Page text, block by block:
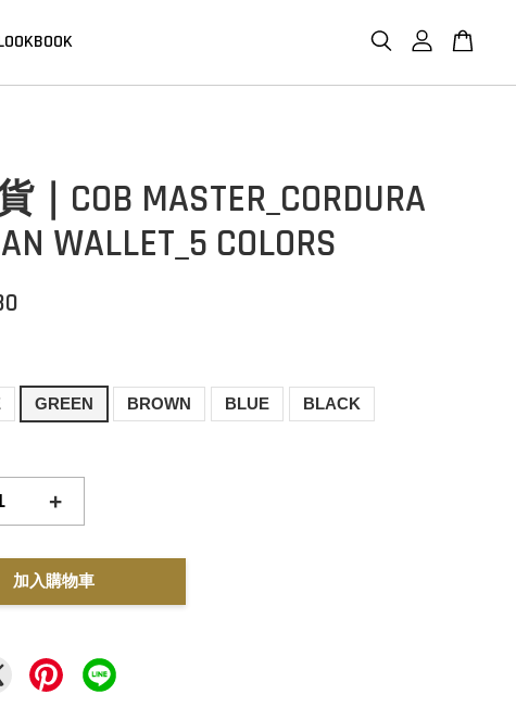
｜COB MASTER_CORDURA
WALLET_5 COLORS
GREEN BROWN BLUE BLACK
+
加入購物車